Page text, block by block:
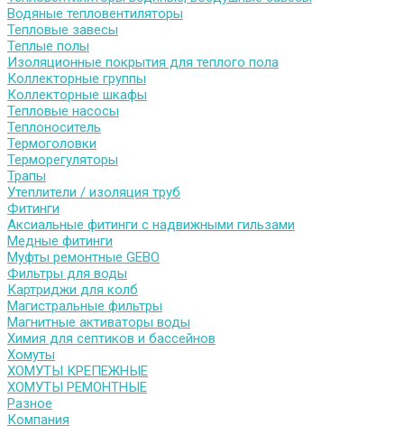
Водяные тепловентиляторы
Тепловые завесы
Теплые полы
Изоляционные покрытия для теплого пола
Коллекторные группы
Коллекторные шкафы
Тепловые насосы
Теплоноситель
Термоголовки
Терморегуляторы
Трапы
Утеплители / изоляция труб
Фитинги
Аксиальные фитинги с надвижными гильзами
Медные фитинги
Муфты ремонтные GEBO
Фильтры для воды
Картриджи для колб
Магистральные фильтры
Магнитные активаторы воды
Химия для септиков и бассейнов
Хомуты
ХОМУТЫ КРЕПЕЖНЫЕ
ХОМУТЫ РЕМОНТНЫЕ
Разное
Компания